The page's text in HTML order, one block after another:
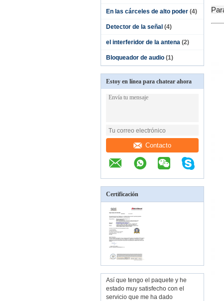
En las cárceles de alto poder (4)
Detector de la señal (4)
el interferidor de la antena (2)
Bloqueador de audio (1)
Estoy en línea para chatear ahora
Contacto
Certificación
Así que tengo el paquete y he
estado muy satisfecho con el
servicio que me ha dado